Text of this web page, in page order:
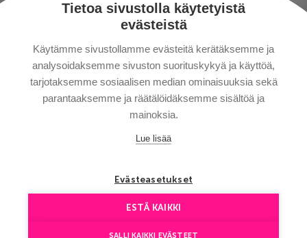
Tietoa sivustolla käytetyistä
evästeistä
Käytämme sivustollamme evästeitä kerätäksemme ja
analysoidaksemme sivuston suorituskykyä ja käyttöä,
tarjotaksemme sosiaalisen median ominaisuuksia sekä
parantaaksemme ja räätälöidäksemme sisältöä ja
mainoksia.
Lue lisää
Evästeasetukset
ESTÄ KAIKKI
SALLI KAIKKI EVÄSTEET
TIETOSUOJA
MAKSUTAVAT
MATKAEHDOT
HYVÄ TIETÄÄ
YHTEYSTIEDOT
Сopyright © Aventours 2026